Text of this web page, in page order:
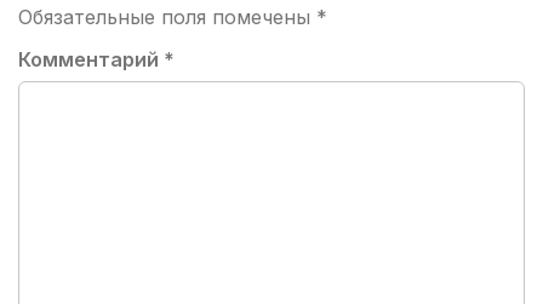
Обязательные поля помечены *
Комментарий *